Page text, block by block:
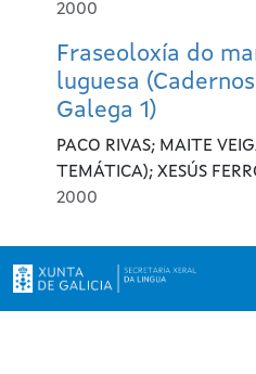
2000
Fraseoloxía do
luguesa
Galega 1)
PACO RIVAS; MAITE
TEMÁTICA); XESÚS
2000